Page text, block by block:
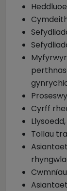
Cyrff
Tollau